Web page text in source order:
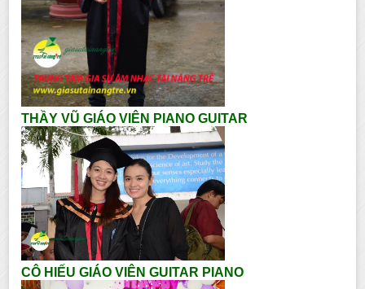
THẦY VŨ GIÁO VIÊN PIANO GUITAR
CÔ HIẾU GIÁO VIÊN GUITAR PIANO